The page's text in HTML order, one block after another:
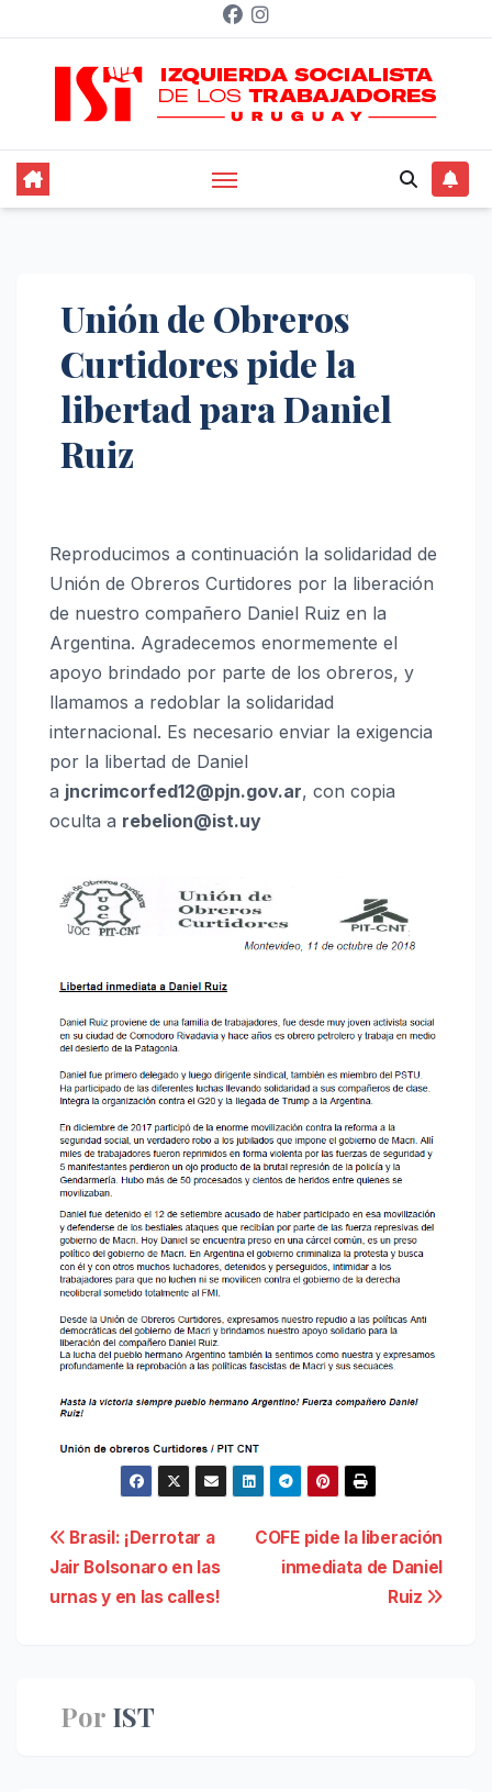
contenido
Unión de Obreros
Curtidores pide la
libertad para Daniel
Ruiz
Reproducimos a continuación la solidaridad de
Unión de Obreros Curtidores por la liberación
de nuestro compañero Daniel Ruiz en la
Argentina. Agradecemos enormemente el
apoyo brindado por parte de los obreros, y
llamamos a redoblar la solidaridad
internacional. Es necesario enviar la exigencia
por la libertad de Daniel
a jncrimcorfed12@pjn.gov.ar, con copia
oculta a rebelion@ist.uy
Navegación
de
COFE pide la liberación
inmediata de Daniel
Ruiz
Brasil: ¡Derrotar a
Jair Bolsonaro en las
urnas y en las calles!
Por IST